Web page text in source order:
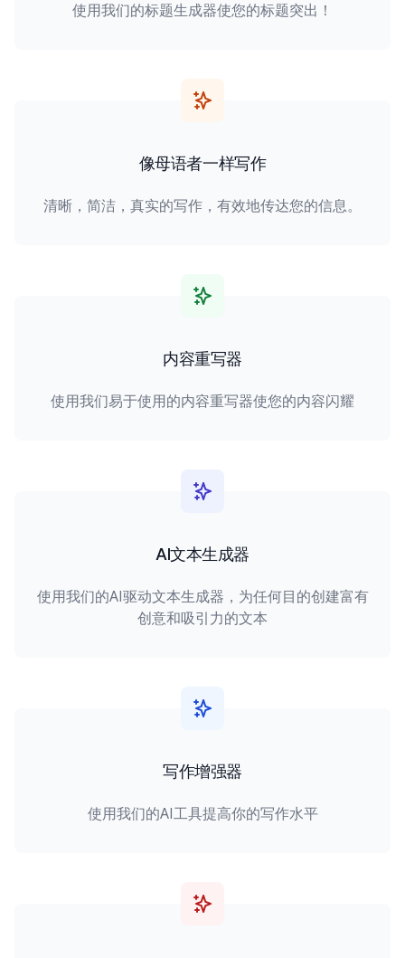
使用我们的标题生成器使您的标题突出！
像母语者一样写作
清晰，简洁，真实的写作，有效地传达您的信息。
内容重写器
使用我们易于使用的内容重写器使您的内容闪耀
AI文本生成器
使用我们的AI驱动文本生成器，为任何目的创建富有
创意和吸引力的文本
写作增强器
使用我们的AI工具提高你的写作水平